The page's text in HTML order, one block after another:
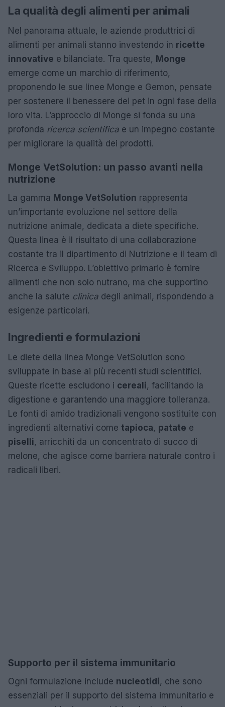
La qualità degli alimenti per animali
Nel panorama attuale, le aziende produttrici di
alimenti per animali stanno investendo in ricette
innovative e bilanciate. Tra queste, Monge
emerge come un marchio di riferimento,
proponendo le sue linee Monge e Gemon, pensate
per sostenere il benessere dei pet in ogni fase della
loro vita. L’approccio di Monge si fonda su una
profonda ricerca scientifica e un impegno costante
per migliorare la qualità dei prodotti.
Monge VetSolution: un passo avanti nella
nutrizione
La gamma Monge VetSolution rappresenta
un’importante evoluzione nel settore della
nutrizione animale, dedicata a diete specifiche.
Questa linea è il risultato di una collaborazione
costante tra il dipartimento di Nutrizione e il team di
Ricerca e Sviluppo. L’obiettivo primario è fornire
alimenti che non solo nutrano, ma che supportino
anche la salute clinica degli animali, rispondendo a
esigenze particolari.
Ingredienti e formulazioni
Le diete della linea Monge VetSolution sono
sviluppate in base ai più recenti studi scientifici.
Queste ricette escludono i cereali, facilitando la
digestione e garantendo una maggiore tolleranza.
Le fonti di amido tradizionali vengono sostituite con
ingredienti alternativi come tapioca, patate e
piselli, arricchiti da un concentrato di succo di
melone, che agisce come barriera naturale contro i
radicali liberi.
Supporto per il sistema immunitario
Ogni formulazione include nucleotidi, che sono
essenziali per il supporto del sistema immunitario e